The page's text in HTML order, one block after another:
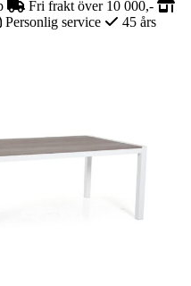
Fri frakt över 10 000,-
Personlig service
45 års